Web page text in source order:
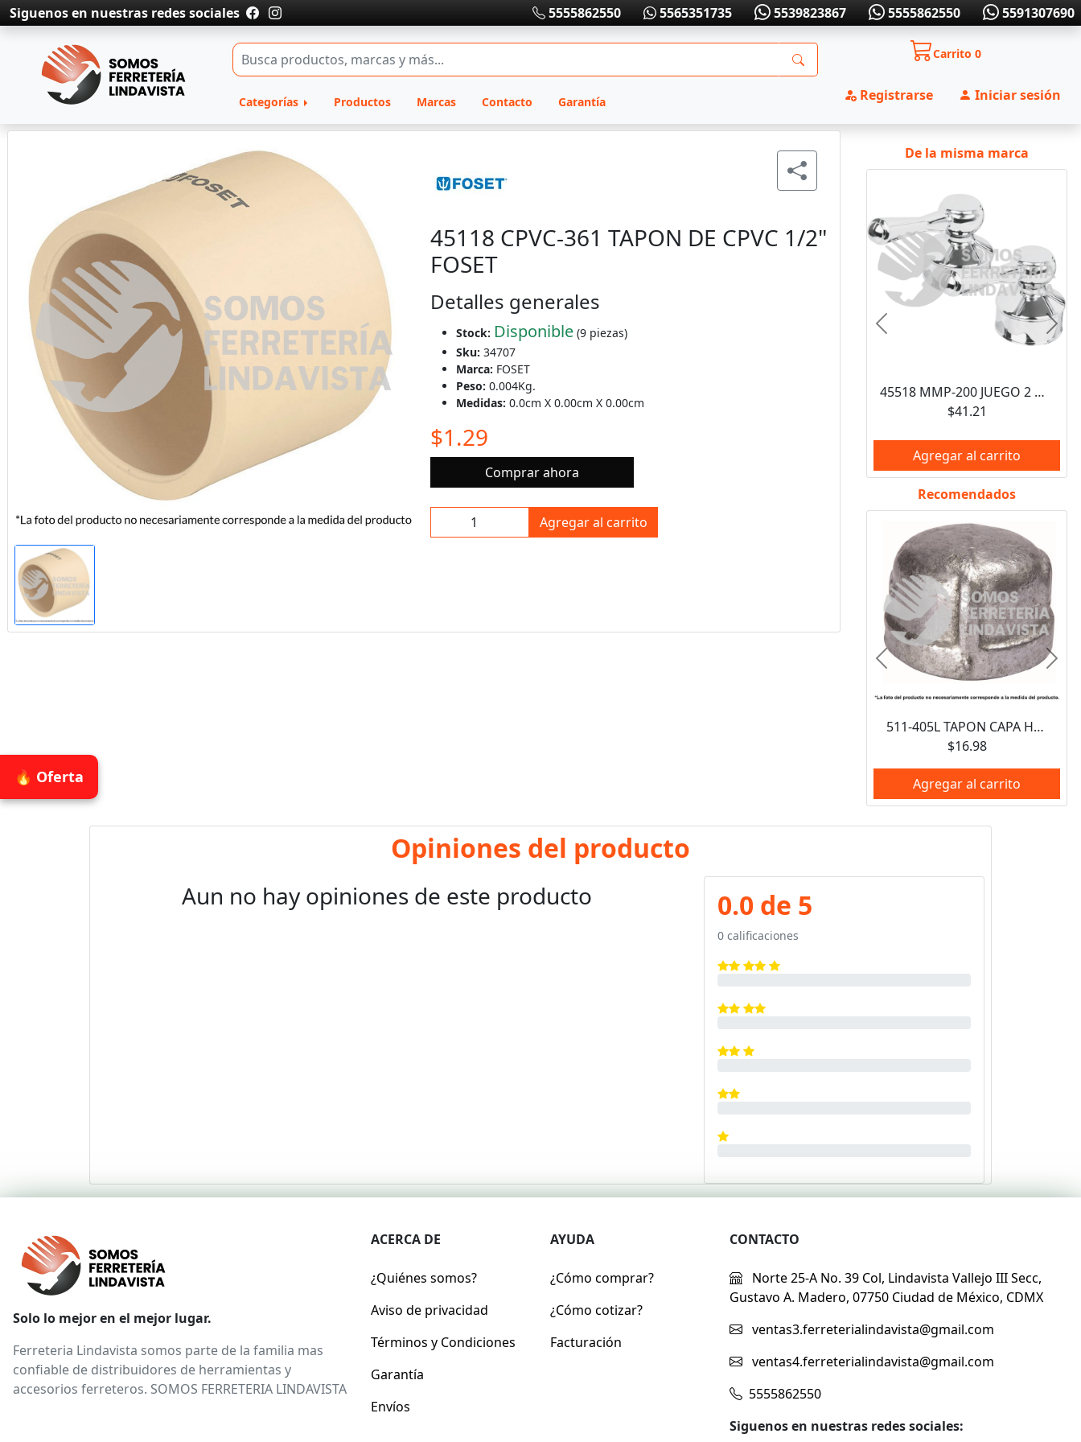
🔥 Oferta
Siguenos en nuestras redes sociales 5555862550 5565351735 5539823867 5555862550 5591307690
Categorías Productos Marcas Contacto Garantía
Carrito0
Registrarse Iniciar sesión
45118 CPVC-361 TAPON DE CPVC 1/2"
FOSET
Detalles generales
Stock: Disponible (9 piezas)
Sku: 34707
Marca: FOSET
Peso: 0.004Kg.
Medidas: 0.0cm X 0.00cm X 0.00cm
$1.29
Comprar ahora
Agregar al carrito
De la misma marca
45518 MMP-200 JUEGO 2 MANERALES PALANCA PARA MEZCLADORAS PLASTICAS BASIC FOSET
$41.21
Agregar al carrito
Anterior
Recomendados
511-405L TAPON CAPA HEMBRA GALVANIZADO 1" MUELLER
$16.98
Agregar al carrito
Anterior
Opiniones del producto
Aun no hay opiniones de este producto 0.0 de 5
0 calificaciones
Solo lo mejor en el mejor lugar.
Ferreteria Lindavista somos parte de la familia mas
confiable de distribuidores de herramientas y
accesorios ferreteros. SOMOS FERRETERIA LINDAVISTA
ACERCA DE
¿Quiénes somos?
Aviso de privacidad
Términos y Condiciones
Garantía
Envíos
AYUDA
¿Cómo comprar?
¿Cómo cotizar?
Facturación
CONTACTO
Norte 25-A No. 39 Col, Lindavista Vallejo III Secc,
Gustavo A. Madero, 07750 Ciudad de México, CDMX
ventas3.ferreterialindavista@gmail.com
ventas4.ferreterialindavista@gmail.com
5555862550
Siguenos en nuestras redes sociales: